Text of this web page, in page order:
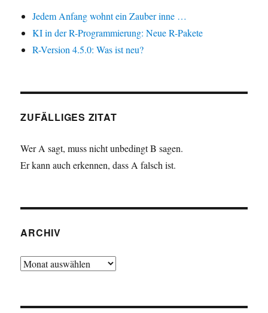
Jedem Anfang wohnt ein Zauber inne …
KI in der R-Programmierung: Neue R-Pakete
R-Version 4.5.0: Was ist neu?
ZUFÄLLIGES ZITAT
Wer A sagt, muss nicht unbedingt B sagen.
Er kann auch erkennen, dass A falsch ist.
ARCHIV
Archiv